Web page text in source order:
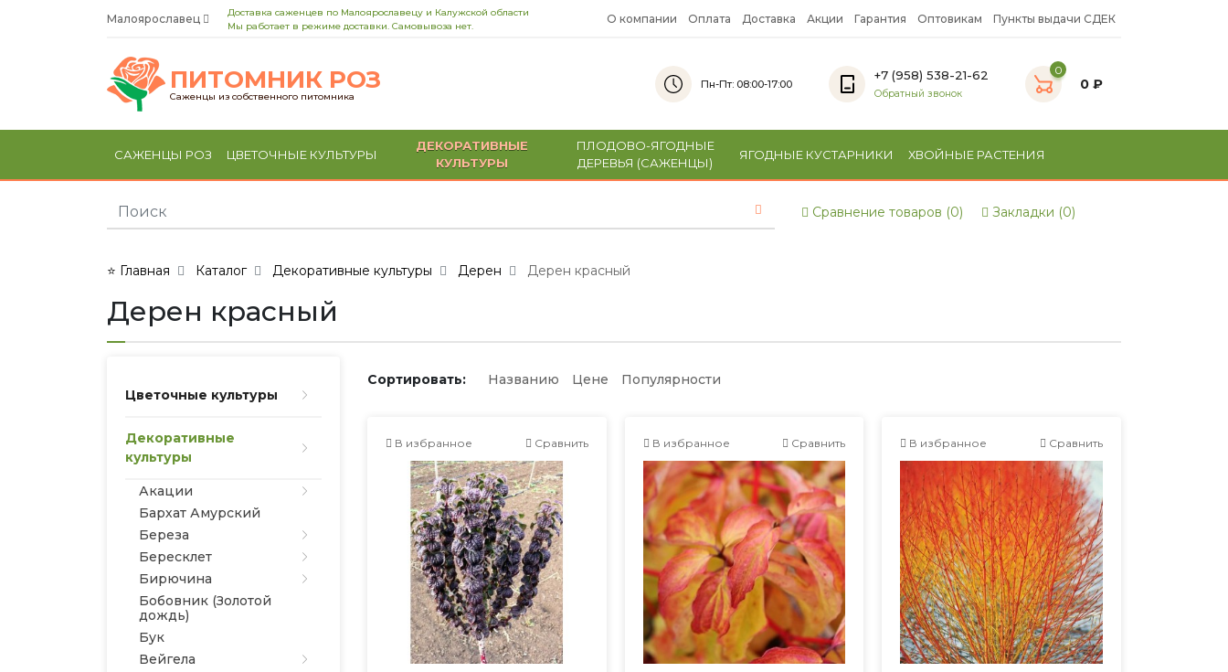
Малоярославец
Доставка саженцев по Малоярославецу и Калужской области
Мы работает в режиме доставки. Самовывоза нет.
О компании Оплата Доставка Акции Гарантия Оптовикам Пункты выдачи СДЕК
ПИТОМНИК РОЗ
Саженцы из собственного питомника
Пн-Пт: 08:00-17:00
+7 (958) 538-21-62
Обратный звонок
0
0 ₽
САЖЕНЦЫ РОЗ ЦВЕТОЧНЫЕ КУЛЬТУРЫ
ДЕКОРАТИВНЫЕ
КУЛЬТУРЫ
ПЛОДОВО-ЯГОДНЫЕ
ДЕРЕВЬЯ (САЖЕНЦЫ)
ЯГОДНЫЕ КУСТАРНИКИ ХВОЙНЫЕ РАСТЕНИЯ
Сравнение товаров (0) Закладки (0)
⭐ Главная Каталог Декоративные культуры Дерен Дерен красный
Дерен красный
Цветочные культуры
Декоративные
культуры
Акации
Бархат Амурский
Береза
Бересклет
Бирючина
Бобовник (Золотой
дождь)
Бук
Вейгела
Сортировать: Названию Цене Популярности
В избранное Сравнить В избранное Сравнить В избранное Сравнить